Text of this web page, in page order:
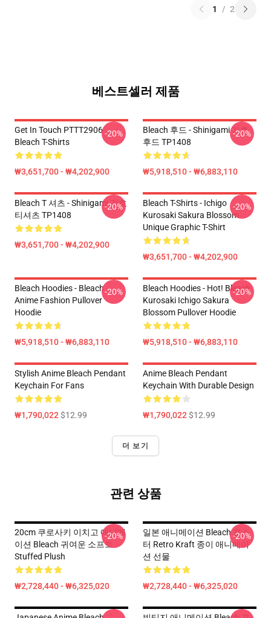
1 / 2
베스트셀러 제품
Get In Touch PTTT2906
Bleach T-Shirts
₩3,651,700 - ₩4,202,900
-20%
Bleach 후드 - Shinigami 기호
후드 TP1408
₩5,918,510 - ₩6,883,110
-20%
Bleach T 셔츠 - Shinigami 기호
티셔츠 TP1408
₩3,651,700 - ₩4,202,900
-20%
Bleach T-Shirts - Ichigo
Kurosaki Sakura Blossom
Unique Graphic T-Shirt
₩3,651,700 - ₩4,202,900
-20%
Bleach Hoodies - Bleach
Anime Fashion Pullover
Hoodie
₩5,918,510 - ₩6,883,110
-20%
Bleach Hoodies - Hot! Bleach
Kurosaki Ichigo Sakura
Blossom Pullover Hoodie
₩5,918,510 - ₩6,883,110
-20%
Stylish Anime Bleach Pendant
Keychain For Fans
₩1,790,022$12.99
Anime Bleach Pendant
Keychain With Durable Design
₩1,790,022$12.99
더 보기
관련 상품
20cm 쿠로사키 이치고 애니메
이션 Bleach 귀여운 소프트
Stuffed Plush
₩2,728,440 - ₩6,325,020
-20%
일본 애니메이션 Bleach 포스
터 Retro Kraft 종이 애니메이
션 선물
₩2,728,440 - ₩6,325,020
-20%